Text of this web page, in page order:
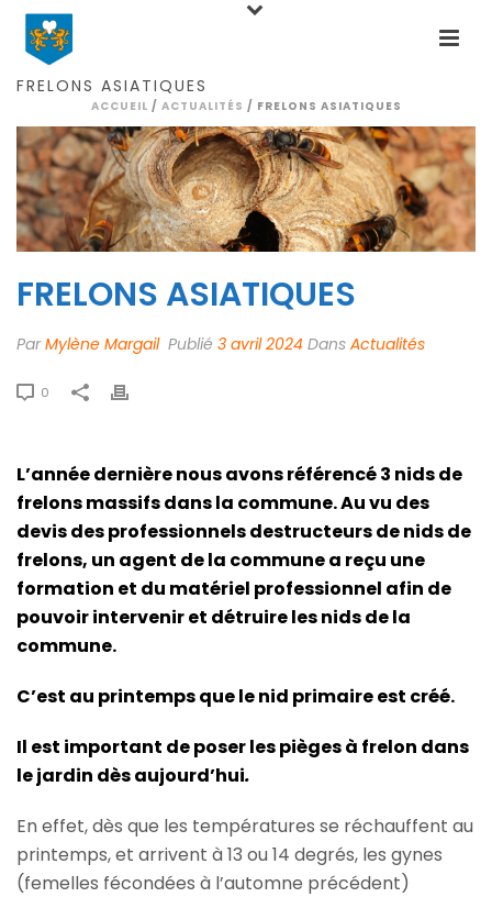
FRELONS ASIATIQUES
ACCUEIL / ACTUALITÉS / FRELONS ASIATIQUES
FRELONS ASIATIQUES
ParMylène Margail Publié 3 avril 2024 Dans Actualités
0
L’année dernière nous avons référencé 3 nids de
frelons massifs dans la commune. Au vu des
devis des professionnels destructeurs de nids de
frelons, un agent de la commune a reçu une
formation et du matériel professionnel afin de
pouvoir intervenir et détruire les nids de la
commune.
C’est au printemps que le nid primaire est créé.
Il est important de poser les pièges à frelon dans
le jardin dès aujourd’hui.
En effet, dès que les températures se réchauffent au
printemps, et arrivent à 13 ou 14 degrés, les gynes
(femelles fécondées à l’automne précédent)